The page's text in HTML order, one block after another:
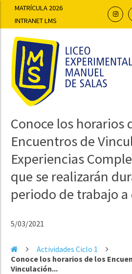
MATRÍCULA 2026
INTRANET LMS
Conoce los horarios
Encuentros de
Experiencias
que se realizarán
periodo de trabajo a
5/03/2021
Actividades Ciclo 1
Conoce los horarios de los
Vinculación...